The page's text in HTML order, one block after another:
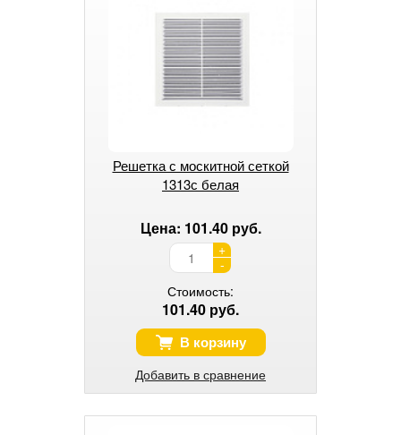
Решетка с москитной сеткой
1313с белая
Цена: 101.40 руб.
+
-
Стоимость:
101.40 руб.
В корзину
Добавить в сравнение